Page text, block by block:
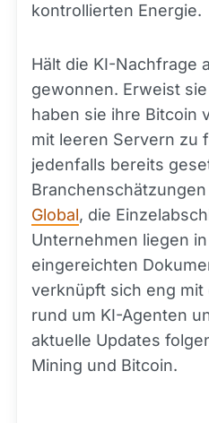
kontrollierten Energie.
Hält die KI-Nachfrage
gewonnen. Erweist
haben sie ihre Bitcoin
mit leeren Servern zu
jedenfalls bereits
Global, die
Unternehmen liegen
eingereichten
verknüpft sich eng mit
rund um KI-Agenten
aktuelle Updates
Mining und Bitcoin.